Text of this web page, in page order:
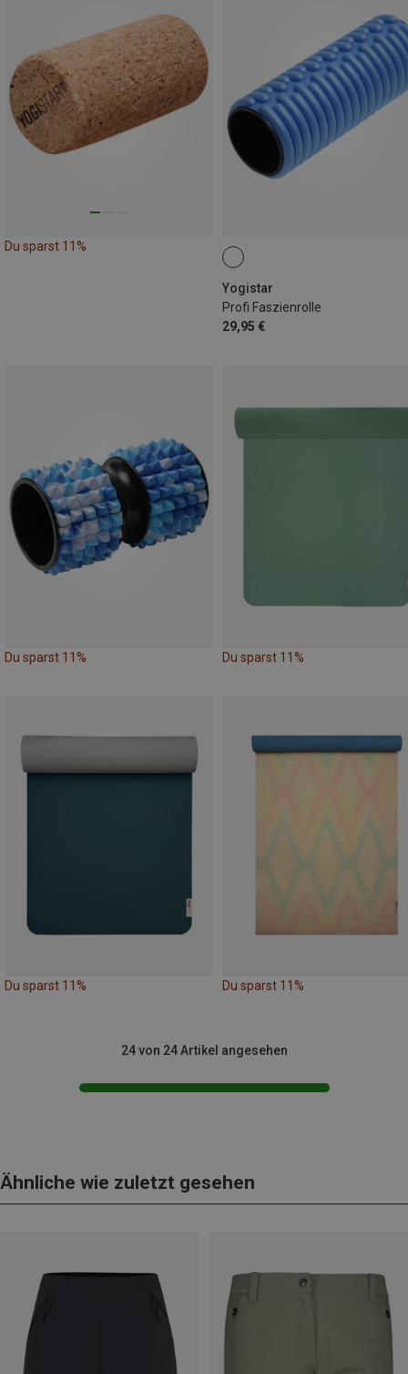
Du sparst 11%
Yogistar
Profi Faszienrolle
29,95 €
Du sparst 11% Du sparst 11%
Du sparst 11% Du sparst 11%
24 von 24 Artikel angesehen
Ähnliche wie zuletzt gesehen